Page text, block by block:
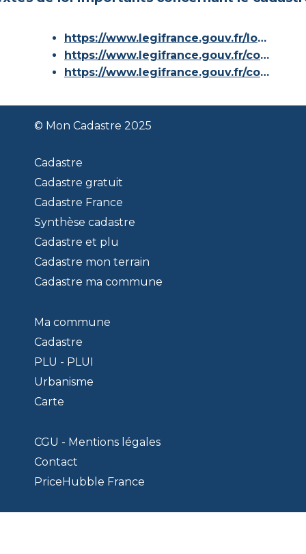
https://www.legifrance.gouv.fr/loda/id/JORFTEXT000000686267/
https://www.legifrance.gouv.fr/codes/article_lc/LEGIARTI000036588629/
https://www.legifrance.gouv.fr/codes/id/LEGISCTA000006180153/
© Mon Cadastre 2025
Cadastre
Cadastre gratuit
Cadastre France
Synthèse cadastre
Cadastre et plu
Cadastre mon terrain
Cadastre ma commune
Ma commune
Cadastre
PLU - PLUI
Urbanisme
Carte
CGU - Mentions légales
Contact
PriceHubble France